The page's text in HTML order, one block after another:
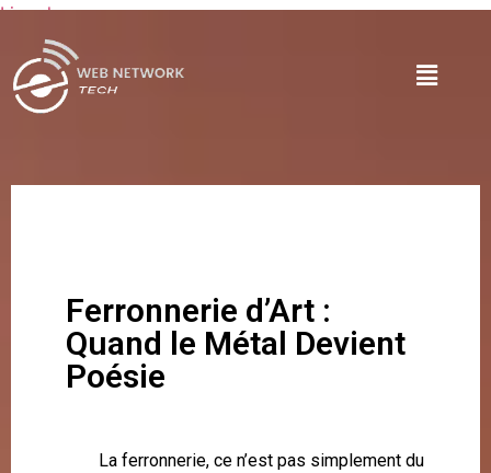
Lire plus
Ferronnerie d’Art :
Quand le Métal Devient
Poésie
La ferronnerie, ce n’est pas simplement du